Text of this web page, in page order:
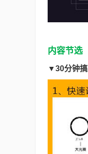
内容节选
▼30分钟搞